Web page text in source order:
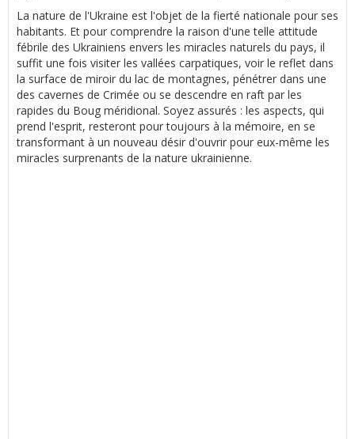
La nature de l'Ukraine est l'objet de la fierté nationale pour ses
habitants. Et pour comprendre la raison d'une telle attitude
fébrile des Ukrainiens envers les miracles naturels du pays, il
suffit une fois visiter les vallées carpatiques, voir le reflet dans
la surface de miroir du lac de montagnes, pénétrer dans une
des cavernes de Crimée ou se descendre en raft par les
rapides du Boug méridional. Soyez assurés : les aspects, qui
prend l'esprit, resteront pour toujours à la mémoire, en se
transformant à un nouveau désir d'ouvrir pour eux-même les
miracles surprenants de la nature ukrainienne.